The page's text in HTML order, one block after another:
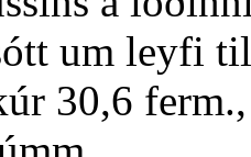
um leyfi
30,6